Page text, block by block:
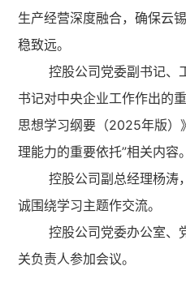
生产经营深度融合，确保云
稳致远。
控股公司党委副书记、
书记对中央企业工作作出的
思想学习纲要（2025年版）
理能力的重要依托”相关内容。
控股公司副总经理杨涛
诚围绕学习主题作交流。
控股公司党委办公室、
关负责人参加会议。